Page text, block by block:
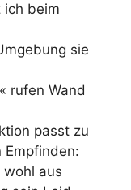
ich beim
sie
rufen Wand
passt zu
Empfinden:
aus